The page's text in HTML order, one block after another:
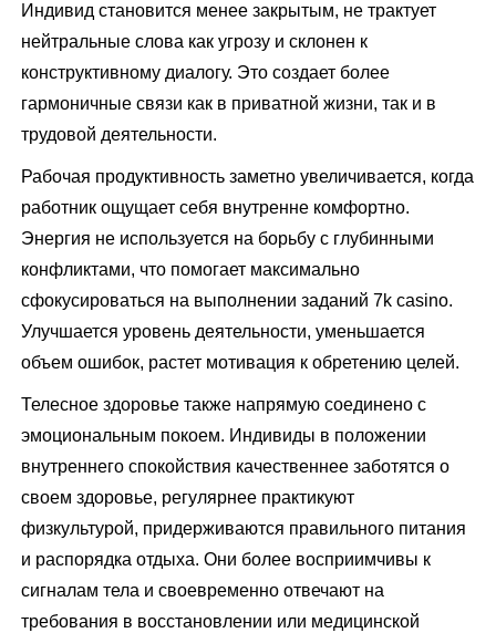
Индивид становится менее закрытым, не трактует
нейтральные слова как угрозу и склонен к
конструктивному диалогу. Это создает более
гармоничные связи как в приватной жизни, так и в
трудовой деятельности.
Рабочая продуктивность заметно увеличивается, когда
работник ощущает себя внутренне комфортно.
Энергия не используется на борьбу с глубинными
конфликтами, что помогает максимально
сфокусироваться на выполнении заданий 7k casino.
Улучшается уровень деятельности, уменьшается
объем ошибок, растет мотивация к обретению целей.
Телесное здоровье также напрямую соединено с
эмоциональным покоем. Индивиды в положении
внутреннего спокойствия качественнее заботятся о
своем здоровье, регулярнее практикуют
физкультурой, придерживаются правильного питания
и распорядка отдыха. Они более восприимчивы к
сигналам тела и своевременно отвечают на
требования в восстановлении или медицинской